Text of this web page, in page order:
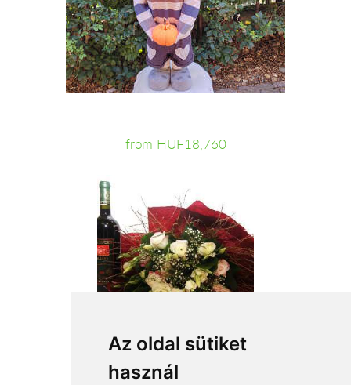
Az oldal sütiket
használ
from HUF18,760
from HUF22,800